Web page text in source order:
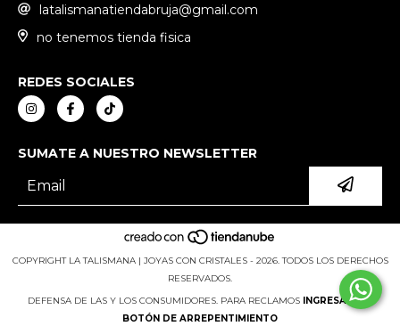
latalismanatiendabruja@gmail.com
no tenemos tienda fisica
REDES SOCIALES
SUMATE A NUESTRO NEWSLETTER
COPYRIGHT LA TALISMANA | JOYAS CON CRISTALES - 2026. TODOS LOS DERECHOS
RESERVADOS.
DEFENSA DE LAS Y LOS CONSUMIDORES. PARA RECLAMOS INGRESÁ ACÁ.
BOTÓN DE ARREPENTIMIENTO